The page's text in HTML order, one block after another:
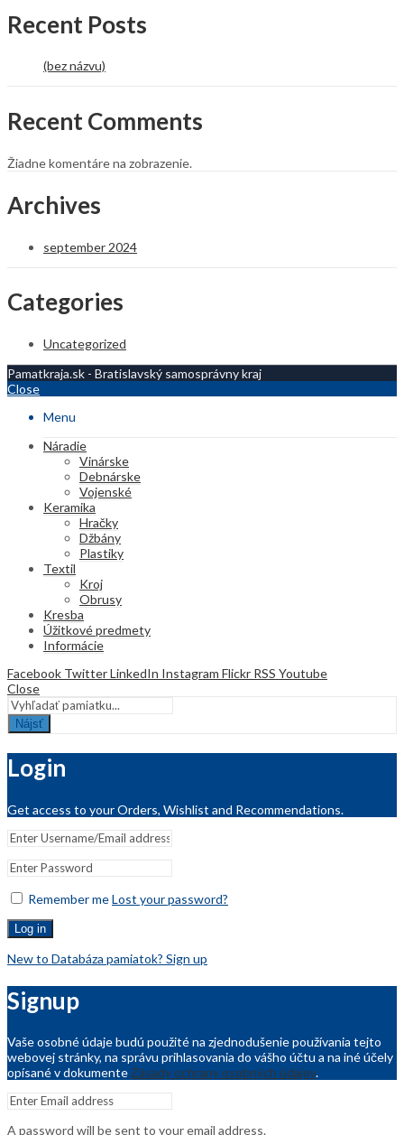
Recent Posts
(bez názvu)
Recent Comments
Žiadne komentáre na zobrazenie.
Archives
september 2024
Categories
Uncategorized
Pamatkraja.sk - Bratislavský samosprávny kraj
Close
Menu
Náradie
Vinárske
Debnárske
Vojenské
Keramika
Hračky
Džbány
Plastiky
Textil
Kroj
Obrusy
Kresba
Úžitkové predmety
Informácie
Facebook TwitterLinkedIn Instagram Flickr RSS Youtube
Close
Nájsť
Login
Get access to your Orders, Wishlist and Recommendations.
Remember meLost your password?
Log in
New to Databáza pamiatok? Sign up
Signup
Vaše osobné údaje budú použité na zjednodušenie používania tejto
webovej stránky, na správu prihlasovania do vášho účtu a na iné účely
opísané v dokumente Zásady ochrany osobných údajov.
A password will be sent to your email address.